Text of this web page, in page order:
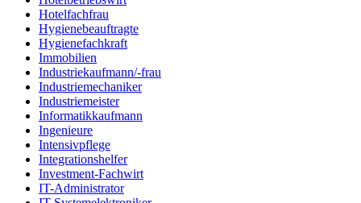
Hotelfachfrau
Hygienebeauftragte
Hygienefachkraft
Immobilien
Industriekaufmann/-frau
Industriemechaniker
Industriemeister
Informatikkaufmann
Ingenieure
Intensivpflege
Integrationshelfer
Investment-Fachwirt
IT-Administrator